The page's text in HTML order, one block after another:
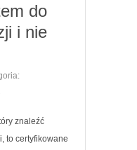
do
i nie
znaleźć
to certyfikowane